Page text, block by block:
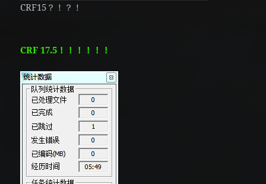
CRF15？！？！
CRF 17.5！！！！！！